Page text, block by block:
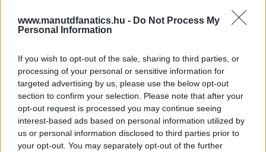
www.manutdfanatics.hu - Do Not Process My
Personal Information
If you wish to opt-out of the sale, sharing to third parties, or
processing of your personal or sensitive information for
targeted advertising by us, please use the below opt-out
section to confirm your selection. Please note that after your
opt-out request is processed you may continue seeing
interest-based ads based on personal information utilized by
us or personal information disclosed to third parties prior to
your opt-out. You may separately opt-out of the further